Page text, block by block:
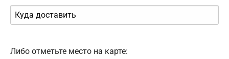
Либо отметьте место на карте: